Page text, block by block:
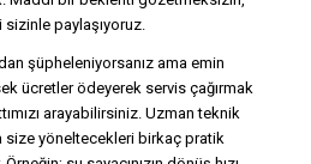
paylaşıyoruz.
şüpheleniyorsanız ama emin
ücretler ödeyerek servis çağırmak
arayabilirsiniz. Uzman teknik
size yöneltecekleri birkaç pratik